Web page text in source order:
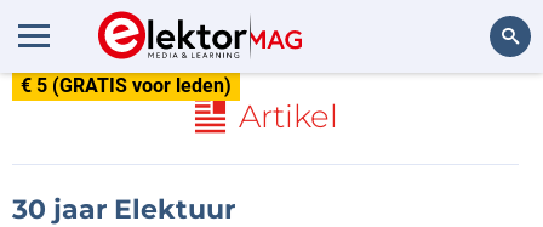
€ 5 (GRATIS voor leden)
Artikel
30 jaar Elektuur